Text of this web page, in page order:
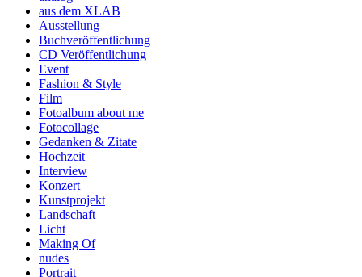
aus dem XLAB
Ausstellung
Buchveröffentlichung
CD Veröffentlichung
Event
Fashion & Style
Film
Fotoalbum about me
Fotocollage
Gedanken & Zitate
Hochzeit
Interview
Konzert
Kunstprojekt
Landschaft
Licht
Making Of
nudes
Portrait